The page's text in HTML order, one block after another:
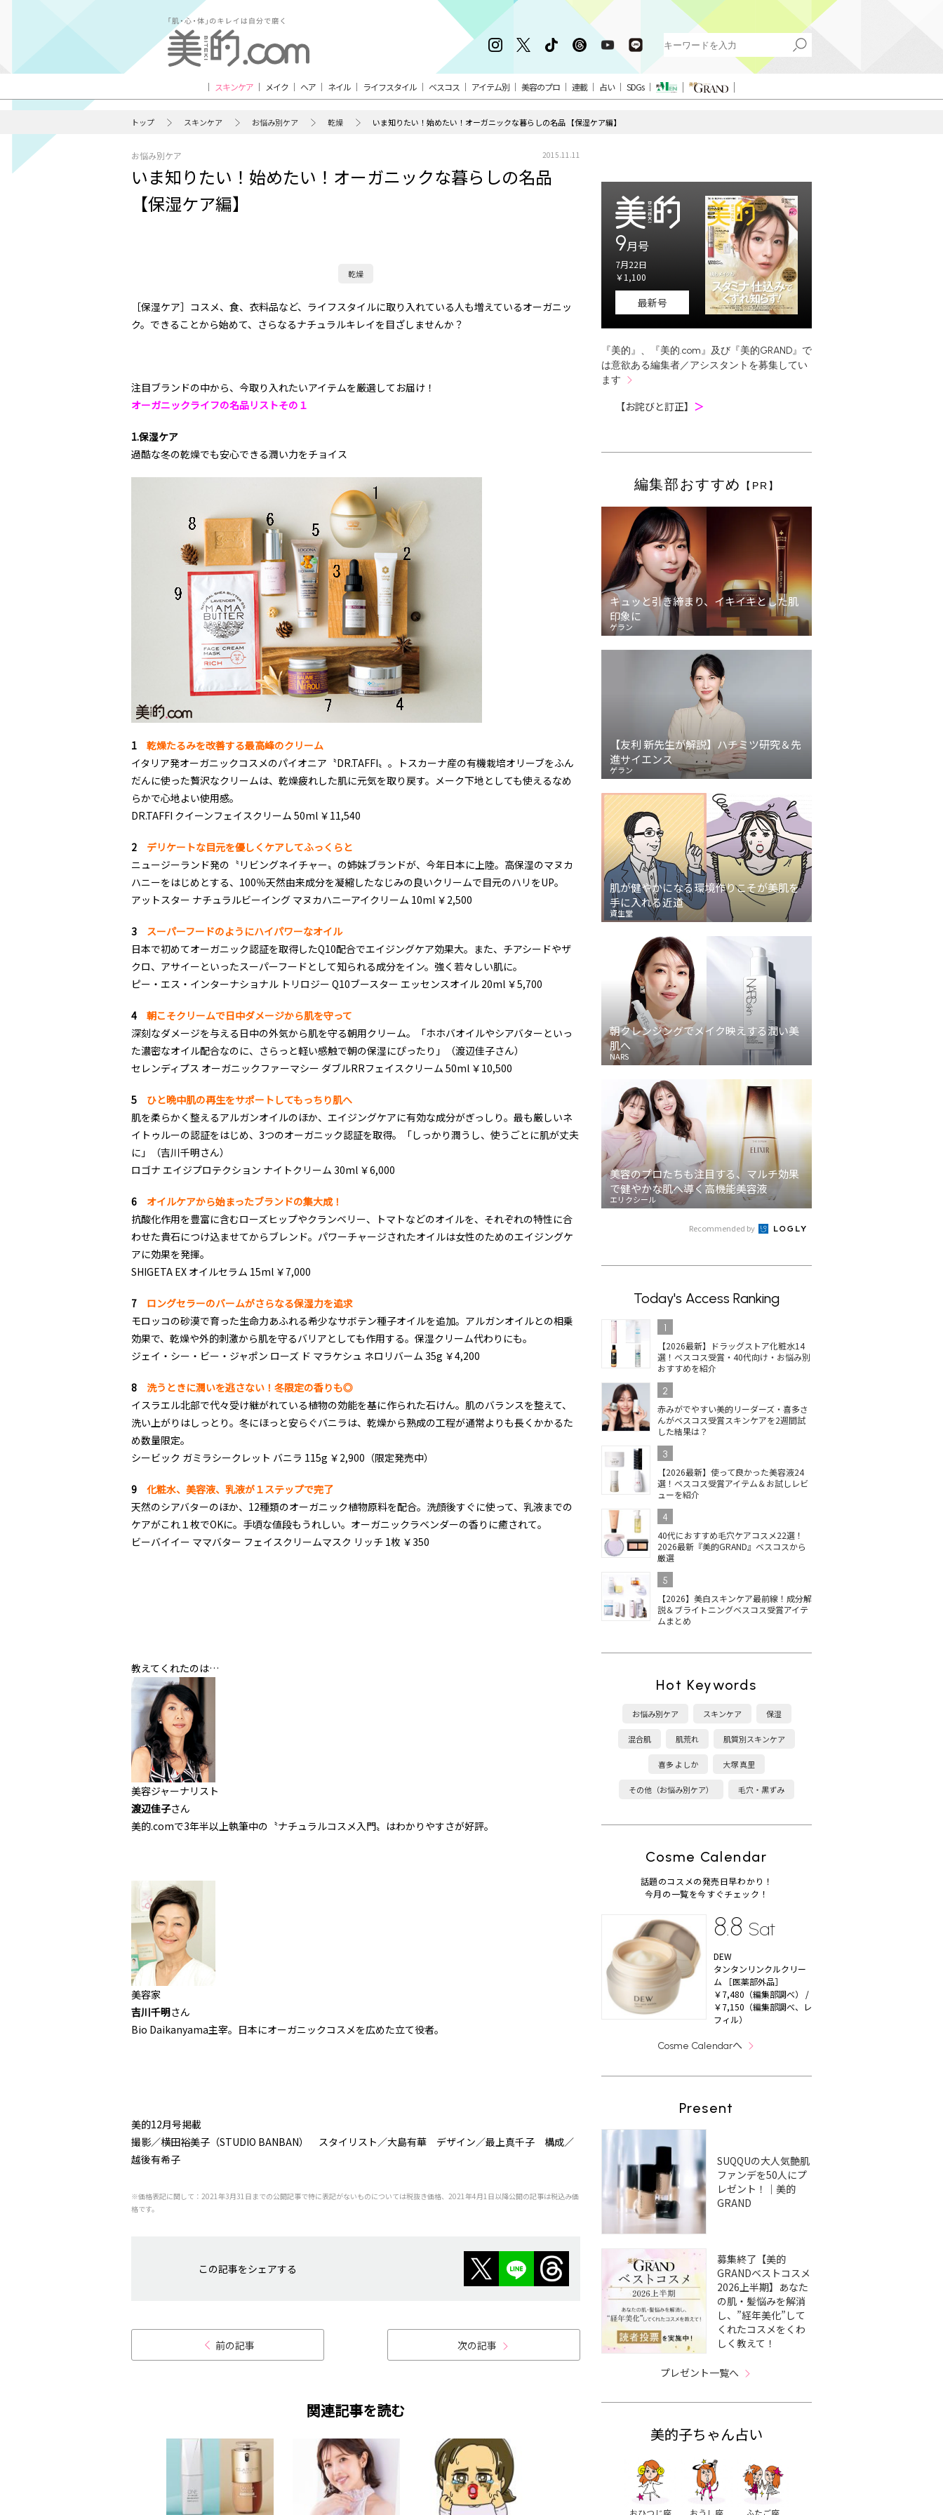
スキンケア メイク ヘア ネイル ライフスタイル ベスコス アイテム別 美容のプロ 連載 占い SDGs
トップ スキンケア お悩み別ケア 乾燥 いま知りたい！始めたい！オーガニックな暮らしの名品 【保湿ケア編】
お悩み別ケア 2015.11.11
いま知りたい！始めたい！オーガニックな暮らしの名品
【保湿ケア編】
乾燥
［保湿ケア］コスメ、食、衣料品など、ライフスタイルに取り入れている人も増えているオーガニッ
ク。できることから始めて、さらなるナチュラルキレイを目ざしませんか？
注目ブランドの中から、今取り入れたいアイテムを厳選してお届け！
オーガニックライフの名品リストその１
1.保湿ケア
過酷な冬の乾燥でも安心できる潤い力をチョイス
1 乾燥たるみを改善する最高峰のクリーム
イタリア発オーガニックコスメのパイオニア〝DR.TAFFI〟。トスカーナ産の有機栽培オリーブをふん
だんに使った贅沢なクリームは、乾燥疲れした肌に元気を取り戻す。メーク下地としても使えるなめ
らかで心地よい使用感。
DR.TAFFI クイーンフェイスクリーム 50ml ￥11,540
2 デリケートな目元を優しくケアしてふっくらと
ニュージーランド発の〝リビングネイチャー〟の姉妹ブランドが、今年日本に上陸。高保湿のマヌカ
ハニーをはじめとする、100％天然由来成分を凝縮したなじみの良いクリームで目元のハリをUP。
アットスター ナチュラルビーイング マヌカハニーアイクリーム 10ml ￥2,500
3 スーパーフードのようにハイパワーなオイル
日本で初めてオーガニック認証を取得したQ10配合でエイジングケア効果大。また、チアシードやザ
クロ、アサイーといったスーパーフードとして知られる成分をイン。強く若々しい肌に。
ピー・エス・インターナショナル トリロジー Q10ブースター エッセンスオイル 20ml ￥5,700
4 朝こそクリームで日中ダメージから肌を守って
深刻なダメージを与える日中の外気から肌を守る朝用クリーム。「ホホバオイルやシアバターといっ
た濃密なオイル配合なのに、さらっと軽い感触で朝の保湿にぴったり」（渡辺佳子さん）
セレンディプス オーガニックファーマシー ダブルRRフェイスクリーム 50ml ￥10,500
5 ひと晩中肌の再生をサポートしてもっちり肌へ
肌を柔らかく整えるアルガンオイルのほか、エイジングケアに有効な成分がぎっしり。最も厳しいネ
イトゥルーの認証をはじめ、3つのオーガニック認証を取得。「しっかり潤うし、使うごとに肌が丈夫
に」（吉川千明さん）
ロゴナ エイジプロテクション ナイトクリーム 30ml ￥6,000
6 オイルケアから始まったブランドの集大成！
抗酸化作用を豊富に含むローズヒップやクランベリー、トマトなどのオイルを、それぞれの特性に合
わせた貴石につけ込ませてからブレンド。パワーチャージされたオイルは女性のためのエイジングケ
アに効果を発揮。
SHIGETA EX オイルセラム 15ml ￥7,000
7 ロングセラーのバームがさらなる保湿力を追求
モロッコの砂漠で育った生命力あふれる希少なサボテン種子オイルを追加。アルガンオイルとの相乗
効果で、乾燥や外的刺激から肌を守るバリアとしても作用する。保湿クリーム代わりにも。
ジェイ・シー・ビー・ジャポン ローズ ド マラケシュ ネロリバーム 35g ￥4,200
8 洗うときに潤いを逃さない！冬限定の香りも◎
イスラエル北部で代々受け継がれている植物の効能を基に作られた石けん。肌のバランスを整えて、
洗い上がりはしっとり。冬にほっと安らぐバニラは、乾燥から熟成の工程が通常よりも長くかかるた
め数量限定。
シービック ガミラシークレット バニラ 115g ￥2,900（限定発売中）
9 化粧水、美容液、乳液が１ステップで完了
天然のシアバターのほか、12種類のオーガニック植物原料を配合。洗顔後すぐに使って、乳液までの
ケアがこれ１枚でOKに。手頃な値段もうれしい。オーガニックラベンダーの香りに癒されて。
ビーバイイー ママバター フェイスクリームマスク リッチ 1枚 ￥350
教えてくれたのは…
美容ジャーナリスト
渡辺佳子さん
美的.comで3年半以上執筆中の〝ナチュラルコスメ入門〟はわかりやすさが好評。
美容家
吉川千明さん
Bio Daikanyama主宰。日本にオーガニックコスメを広めた立て役者。
美的12月号掲載
撮影／横田裕美子（STUDIO BANBAN） スタイリスト／大島有華 デザイン／最上真千子 構成／
越後有希子
※価格表記に関して：2021年3月31日までの公開記事で特に表記がないものについては税抜き価格、2021年4月1日以降公開の記事は税込み価
格です。
この記事をシェアする
前の記事 次の記事
関連記事を読む
9月号
7月22日
￥1,100
最新号
『美的』、『美的.com』及び『美的GRAND』で
は意欲ある編集者／アシスタントを募集してい
ます
【お詫びと訂正】 ＞
編集部おすすめ 【PR】
キュッと引き締まり、イキイキとした肌
印象に
ゲラン
【友利 新先生が解説】ハチミツ研究＆先
進サイエンス
ゲラン
肌が健やかになる環境作りこそが美肌を
手に入れる近道
資生堂
朝クレンジングでメイク映えする潤い美
肌へ
NARS
美容のプロたちも注目する、マルチ効果
で健やかな肌へ導く高機能美容液
エリクシール
Recommended by
Today's Access Ranking
1
【2026最新】ドラッグストア化粧水14
選！ベスコス受賞・40代向け・お悩み別
おすすめを紹介
2
赤みがでやすい美的リーダーズ・喜多さ
んがベスコス受賞スキンケアを2週間試
した結果は？
3
【2026最新】使って良かった美容液24
選！ベスコス受賞アイテム＆お試しレビ
ューを紹介
4
40代におすすめ毛穴ケアコスメ22選！
2026最新『美的GRAND』ベスコスから
厳選
5
【2026】美白スキンケア最前線！成分解
説＆ブライトニングベスコス受賞アイテ
ムまとめ
Hot Keywords
お悩み別ケア スキンケア 保湿
混合肌 肌荒れ 肌質別スキンケア
喜多 よしか 大塚 真里
その他（お悩み別ケア） 毛穴・黒ずみ
Cosme Calendar
話題のコスメの発売日早わかり！
今月の一覧を今すぐチェック！
8.8 Sat
DEW
タンタンリンクルクリー
ム ［医薬部外品］
￥7,480（編集部調べ） /
￥7,150（編集部調べ、レ
フィル）
Cosme Calendarへ
Present
SUQQUの大人気艶肌
ファンデを50人にプ
レゼント！｜美的
GRAND
募集終了【美的
GRANDベストコスメ
2026上半期】あなた
の肌・髪悩みを解消
し、”経年美化”して
くれたコスメをくわ
しく教えて！
プレゼント一覧へ
美的子ちゃん占い